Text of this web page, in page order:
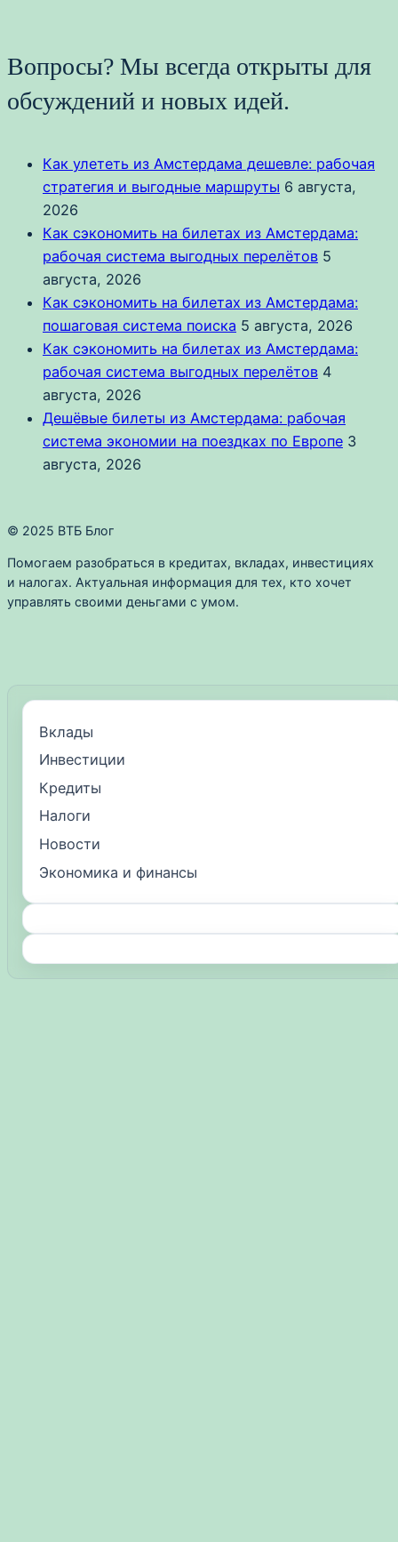
Вопросы? Мы всегда открыты для
обсуждений и новых идей.
Как улететь из Амстердама дешевле: рабочая
стратегия и выгодные маршруты 6 августа,
2026
Как сэкономить на билетах из Амстердама:
рабочая система выгодных перелётов 5
августа, 2026
Как сэкономить на билетах из Амстердама:
пошаговая система поиска 5 августа, 2026
Как сэкономить на билетах из Амстердама:
рабочая система выгодных перелётов 4
августа, 2026
Дешёвые билеты из Амстердама: рабочая
система экономии на поездках по Европе 3
августа, 2026
© 2025 ВТБ Блог
Помогаем разобраться в кредитах, вкладах, инвестициях
и налогах. Актуальная информация для тех, кто хочет
управлять своими деньгами с умом.
Вклады
Инвестиции
Кредиты
Налоги
Новости
Экономика и финансы